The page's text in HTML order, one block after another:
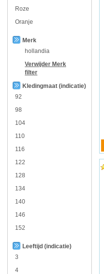
Roze
Oranje
Merk
hollandia
Verwijder Merk
filter
Kledingmaat (indicatie)
92
98
104
110
116
122
128
134
140
146
152
Leeftijd (indicatie)
3
4